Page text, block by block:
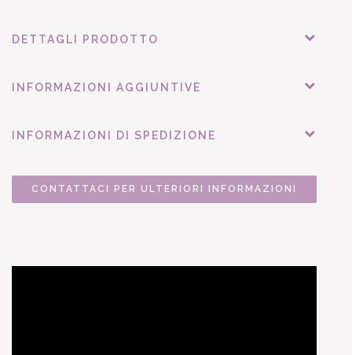
DETTAGLI PRODOTTO
INFORMAZIONI AGGIUNTIVE
INFORMAZIONI DI SPEDIZIONE
CONTATTACI PER ULTERIORI INFORMAZIONI